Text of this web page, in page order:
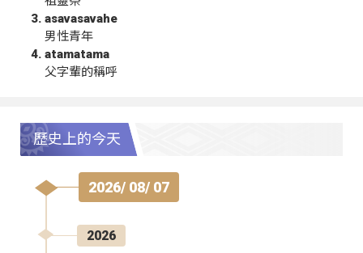
asavasavahe
男性青年
atamatama
父字輩的稱呼
歷史上的今天
2026/ 08/ 07
2026